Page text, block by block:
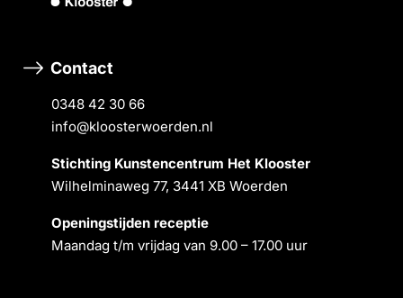
Contact
0348 42 30 66
info@kloosterwoerden.nl
Stichting Kunstencentrum Het Klooster
Wilhelminaweg 77, 3441 XB Woerden
Openingstĳden receptie
Maandag t/m vrĳdag van 9.00 – 17.00 uur